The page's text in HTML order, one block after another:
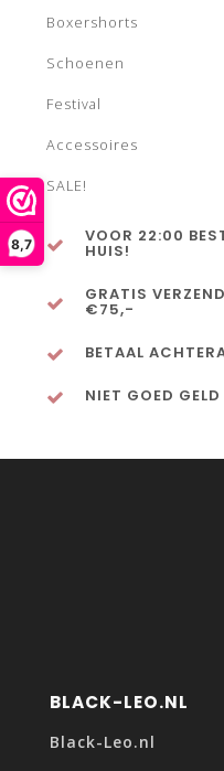
8,7
Boxershorts
Schoenen
Festival
Accessoires
SALE!
VOOR 22:00
HUIS!
GRATIS
€75,-
BETAAL
NIET GOED GELD
BLACK-LEO.NL
Black-Leo.nl